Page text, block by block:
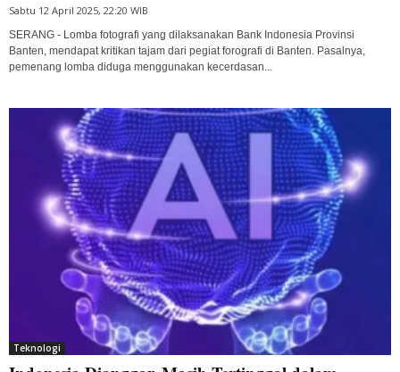
Sabtu 12 April 2025, 22:20 WIB
SERANG - Lomba fotografi yang dilaksanakan Bank Indonesia Provinsi
Banten, mendapat kritikan tajam dari pegiat forografi di Banten. Pasalnya,
pemenang lomba diduga menggunakan kecerdasan...
Teknologi